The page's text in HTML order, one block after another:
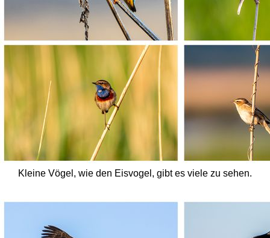
Kleine Vögel, wie den Eisvogel, gibt es viele zu sehen.